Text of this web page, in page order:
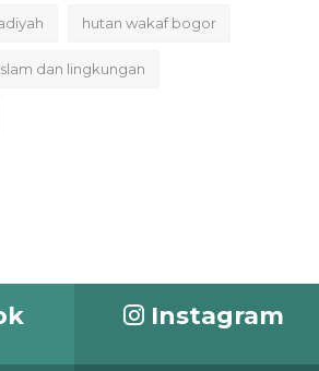
hutan wakaf bogor
dan lingkungan
Instagram